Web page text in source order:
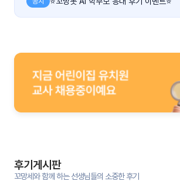
후기게시판
꼬망세와 함께 하는 선생님들의 소중한 후기